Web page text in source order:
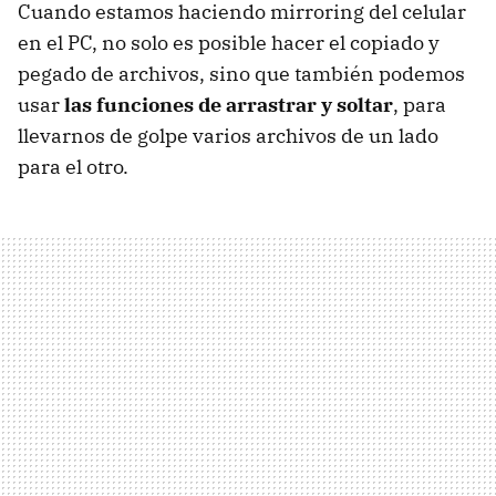
Cuando estamos haciendo mirroring del celular
en el PC, no solo es posible hacer el copiado y
pegado de archivos, sino que también podemos
usarlas funciones de arrastrar y soltar, para
llevarnos de golpe varios archivos de un lado
para el otro.